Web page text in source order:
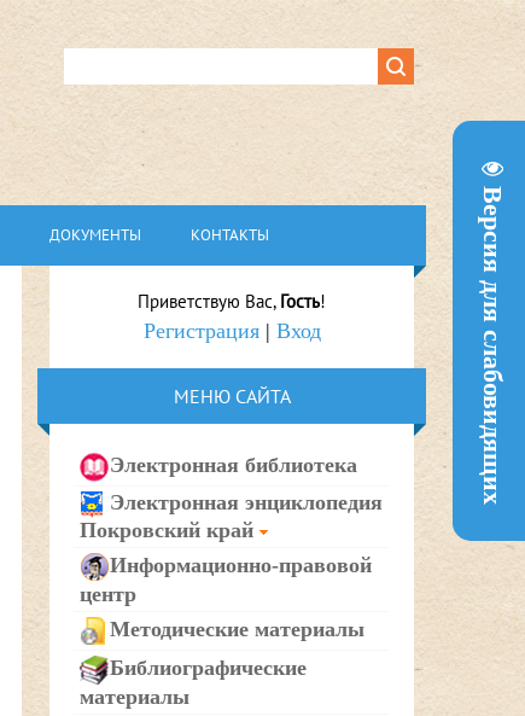
Версия для слабовидящих
ДОКУМЕНТЫ КОНТАКТЫ
Приветствую Вас, Гость!
Регистрация| Вход
МЕНЮ САЙТА
Электронная библиотека
Электронная энциклопедия
Покровский край
Информационно-правовой
центр
Методические материалы
Библиографические
материалы